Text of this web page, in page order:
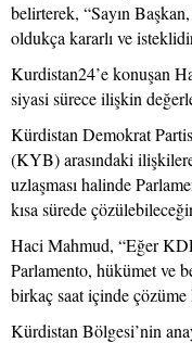
belirterek, “Sayın
oldukça kararlı ve
Kurdistan24’e konuşan
siyasi sürece ilişkin
Kürdistan Demokrat
(KYB) arasındaki
uzlaşması halinde
kısa sürede
Haci Mahmud, “Eğer
Parlamento, hükümet ve
birkaç saat içinde
Kürdistan Bölgesi’nin